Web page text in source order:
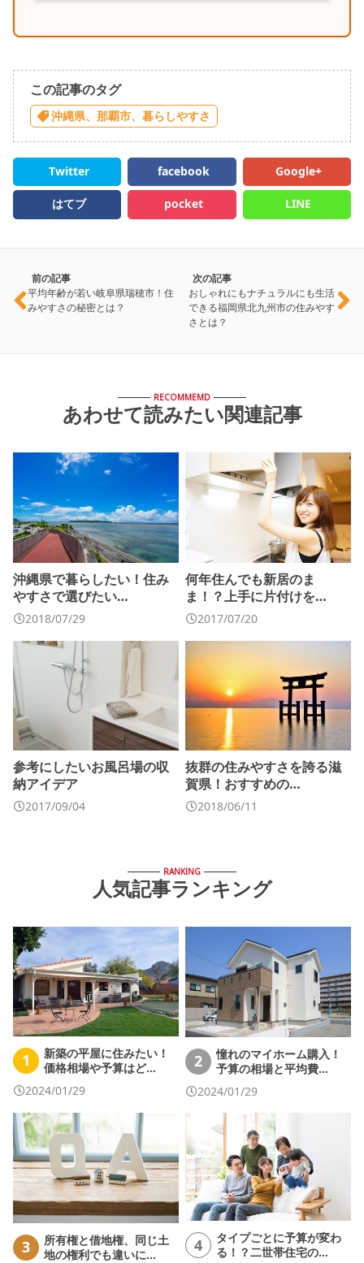
この記事のタグ
沖縄県、那覇市、暮らしやすさ
Twitter facebook Google+
はてブ pocket LINE
前の記事
平均年齢が若い岐阜県瑞穂市！住
みやすさの秘密とは？
次の記事
おしゃれにもナチュラルにも生活
できる福岡県北九州市の住みやす
さとは？
RECOMMEMD
あわせて読みたい関連記事
沖縄県で暮らしたい！住み
やすさで選びたい…
2018/07/29
何年住んでも新居のま
ま！？上手に片付けを…
2017/07/20
参考にしたいお風呂場の収
納アイデア
2017/09/04
抜群の住みやすさを誇る滋
賀県！おすすめの…
2018/06/11
RANKING
人気記事ランキング
1
新築の平屋に住みたい！
価格相場や予算はど…
2024/01/29
2
憧れのマイホーム購入！
予算の相場と平均費…
2024/01/29
3
所有権と借地権、同じ土
地の権利でも違いに…
4
タイプごとに予算が変わ
る！？二世帯住宅の…